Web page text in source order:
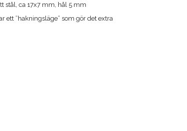
stål, ca 17x7 mm, hål 5 mm
ett ”hakningsläge” som gör det extra